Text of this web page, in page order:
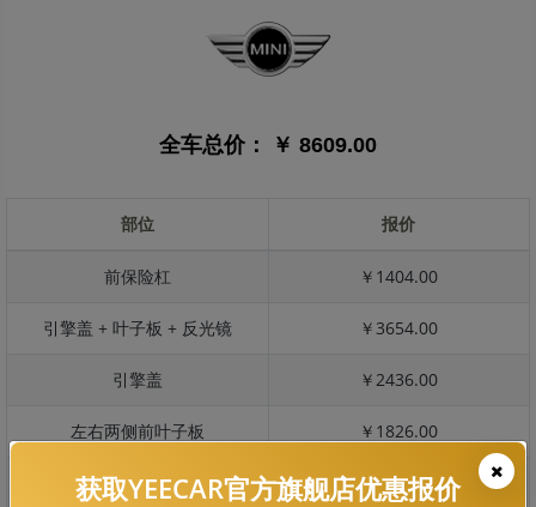
全车总价： ￥ 8609.00
部位 报价
前保险杠 ￥1404.00
引擎盖 + 叶子板 + 反光镜 ￥3654.00
引擎盖 ￥2436.00
左右两侧前叶子板 ￥1826.00
反光镜 ￥365.00
获取YEECAR官方旗舰店优惠报价